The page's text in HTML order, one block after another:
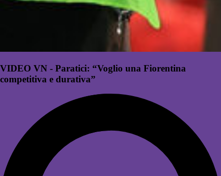
VIDEO VN - Paratici: “Voglio una Fiorentina
competitiva e durativa”